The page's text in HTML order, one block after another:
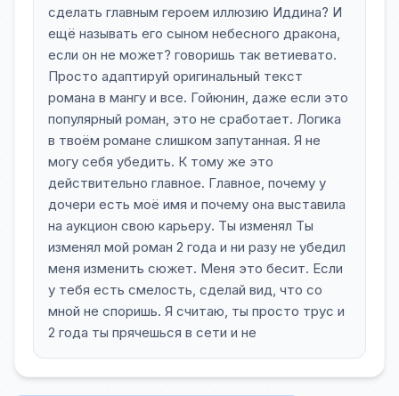
сделать главным героем иллюзию Иддина? И
ещё называть его сыном небесного дракона,
если он не может? говоришь так ветиевато.
Просто адаптируй оригинальный текст
романа в мангу и все. Гойюнин, даже если это
популярный роман, это не сработает. Логика
в твоём романе слишком запутанная. Я не
могу себя убедить. К тому же это
действительно главное. Главное, почему у
дочери есть моё имя и почему она выставила
на аукцион свою карьеру. Ты изменял Ты
изменял мой роман 2 года и ни разу не убедил
меня изменить сюжет. Меня это бесит. Если
у тебя есть смелость, сделай вид, что со
мной не споришь. Я считаю, ты просто трус и
2 года ты прячешься в сети и не